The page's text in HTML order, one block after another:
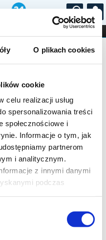
O plikach cookies
cookie
celu realizacji usług
spersonalizowania treści
społecznościowe i
Informacje o tym, jak
partnerom
i analitycznym.
z innymi danymi
podczas
...
STAND-UP
na wydarzenie